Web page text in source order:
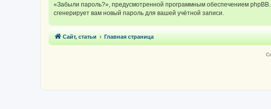
«Забыли пароль?», предусмотренной программным обеспечением
сгенерирует вам новый пароль для вашей учётной записи.
Сайт, статьи Главная страница